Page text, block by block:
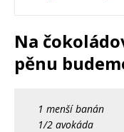
Na
pěnu
1 menší banán
1/2 avokáda